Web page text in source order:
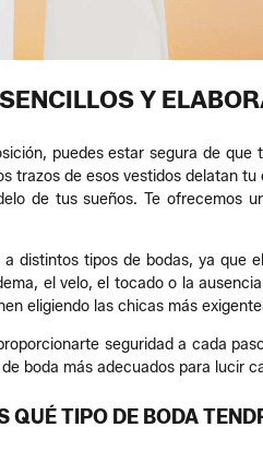
Y
puedes estar segura de
trazos de esos vestidos delatan
de tus sueños. Te ofrecemos
distintos tipos de bodas, ya que
el velo, el tocado o la
eligiendo las chicas más
seguridad a cada
boda más adecuados para lucir
QUÉ TIPO DE BODA